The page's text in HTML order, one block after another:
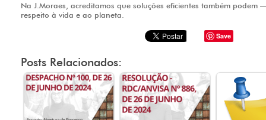
Na J.Moraes, acreditamos que soluções eficientes também
respeito à vida e ao planeta.
Save
Posts Relacionados: